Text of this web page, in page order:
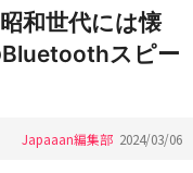
和世代には懐
スピー
Japaaan編集部 2024/03/06